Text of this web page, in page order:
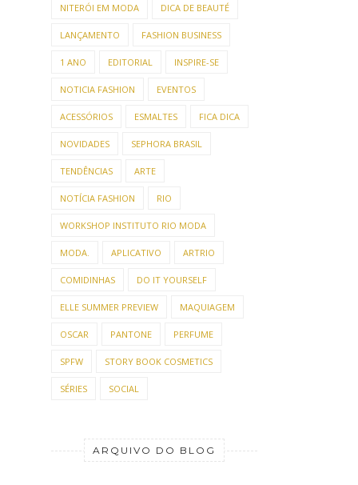
NITERÓI EM MODA DICA DE BEAUTÉ
LANÇAMENTO FASHION BUSINESS
1 ANO EDITORIAL INSPIRE-SE
NOTICIA FASHION EVENTOS
ACESSÓRIOS ESMALTES FICA DICA
NOVIDADES SEPHORA BRASIL
TENDÊNCIAS ARTE
NOTÍCIA FASHION RIO
WORKSHOP INSTITUTO RIO MODA
MODA. APLICATIVO ARTRIO
COMIDINHAS DO IT YOURSELF
ELLE SUMMER PREVIEW MAQUIAGEM
OSCAR PANTONE PERFUME
SPFW STORY BOOK COSMETICS
SÉRIES SOCIAL
ARQUIVO DO BLOG